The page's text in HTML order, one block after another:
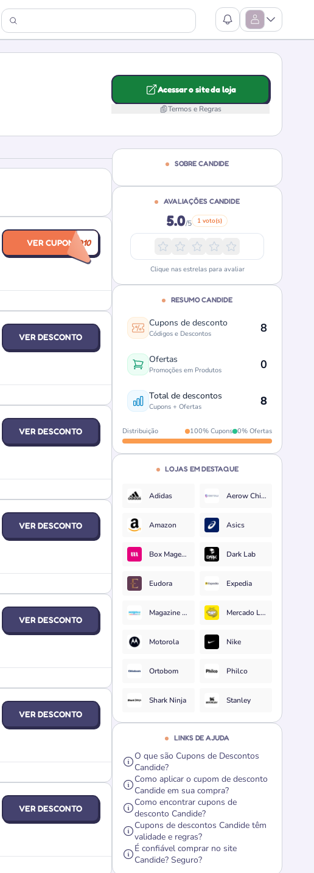
Ver Notificações
Abrir Menu
Acessar o site da loja
Termos e Regras
VER CUPOM
BEMVINDO10
VER DESCONTO
VER DESCONTO
VER DESCONTO
VER DESCONTO
VER DESCONTO
VER DESCONTO
SOBRE CANDIDE
AVALIAÇÕES CANDIDE
5.0/5 1 voto(s)
Clique nas estrelas para avaliar
RESUMO CANDIDE
Cupons de desconto
Códigos e Descontos 8
Ofertas
Promoções em Produtos 0
Total de descontos
Cupons + Ofertas 8
Distribuição 100% Cupons 0% Ofertas
LOJAS EM DESTAQUE
Adidas Aerow Chip Virtual
Amazon Asics
Box Magenta Dark Lab
Eudora Expedia
Magazine Luiza Mercado Livre
Motorola Nike
Ortobom Philco
Shark Ninja Stanley
LINKS DE AJUDA
O que são Cupons de Descontos
Candide?
Como aplicar o cupom de desconto
Candide em sua compra?
Como encontrar cupons de
desconto Candide?
Cupons de descontos Candide têm
validade e regras?
É confiável comprar no site
Candide? Seguro?